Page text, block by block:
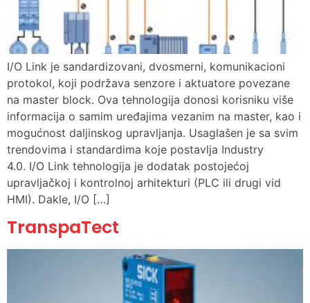
I/O Link je sandardizovani, dvosmerni, komunikacioni
protokol, koji podržava senzore i aktuatore povezane
na master block. Ova tehnologija donosi korisniku više
informacija o samim uređajima vezanim na master, kao i
mogućnost daljinskog upravljanja. Usaglašen je sa svim
trendovima i standardima koje postavlja Industry
4.0. I/O Link tehnologija je dodatak postojećoj
upravljačkoj i kontrolnoj arhitekturi (PLC ili drugi vid
HMI). Dakle, I/O […]
TranspaTect